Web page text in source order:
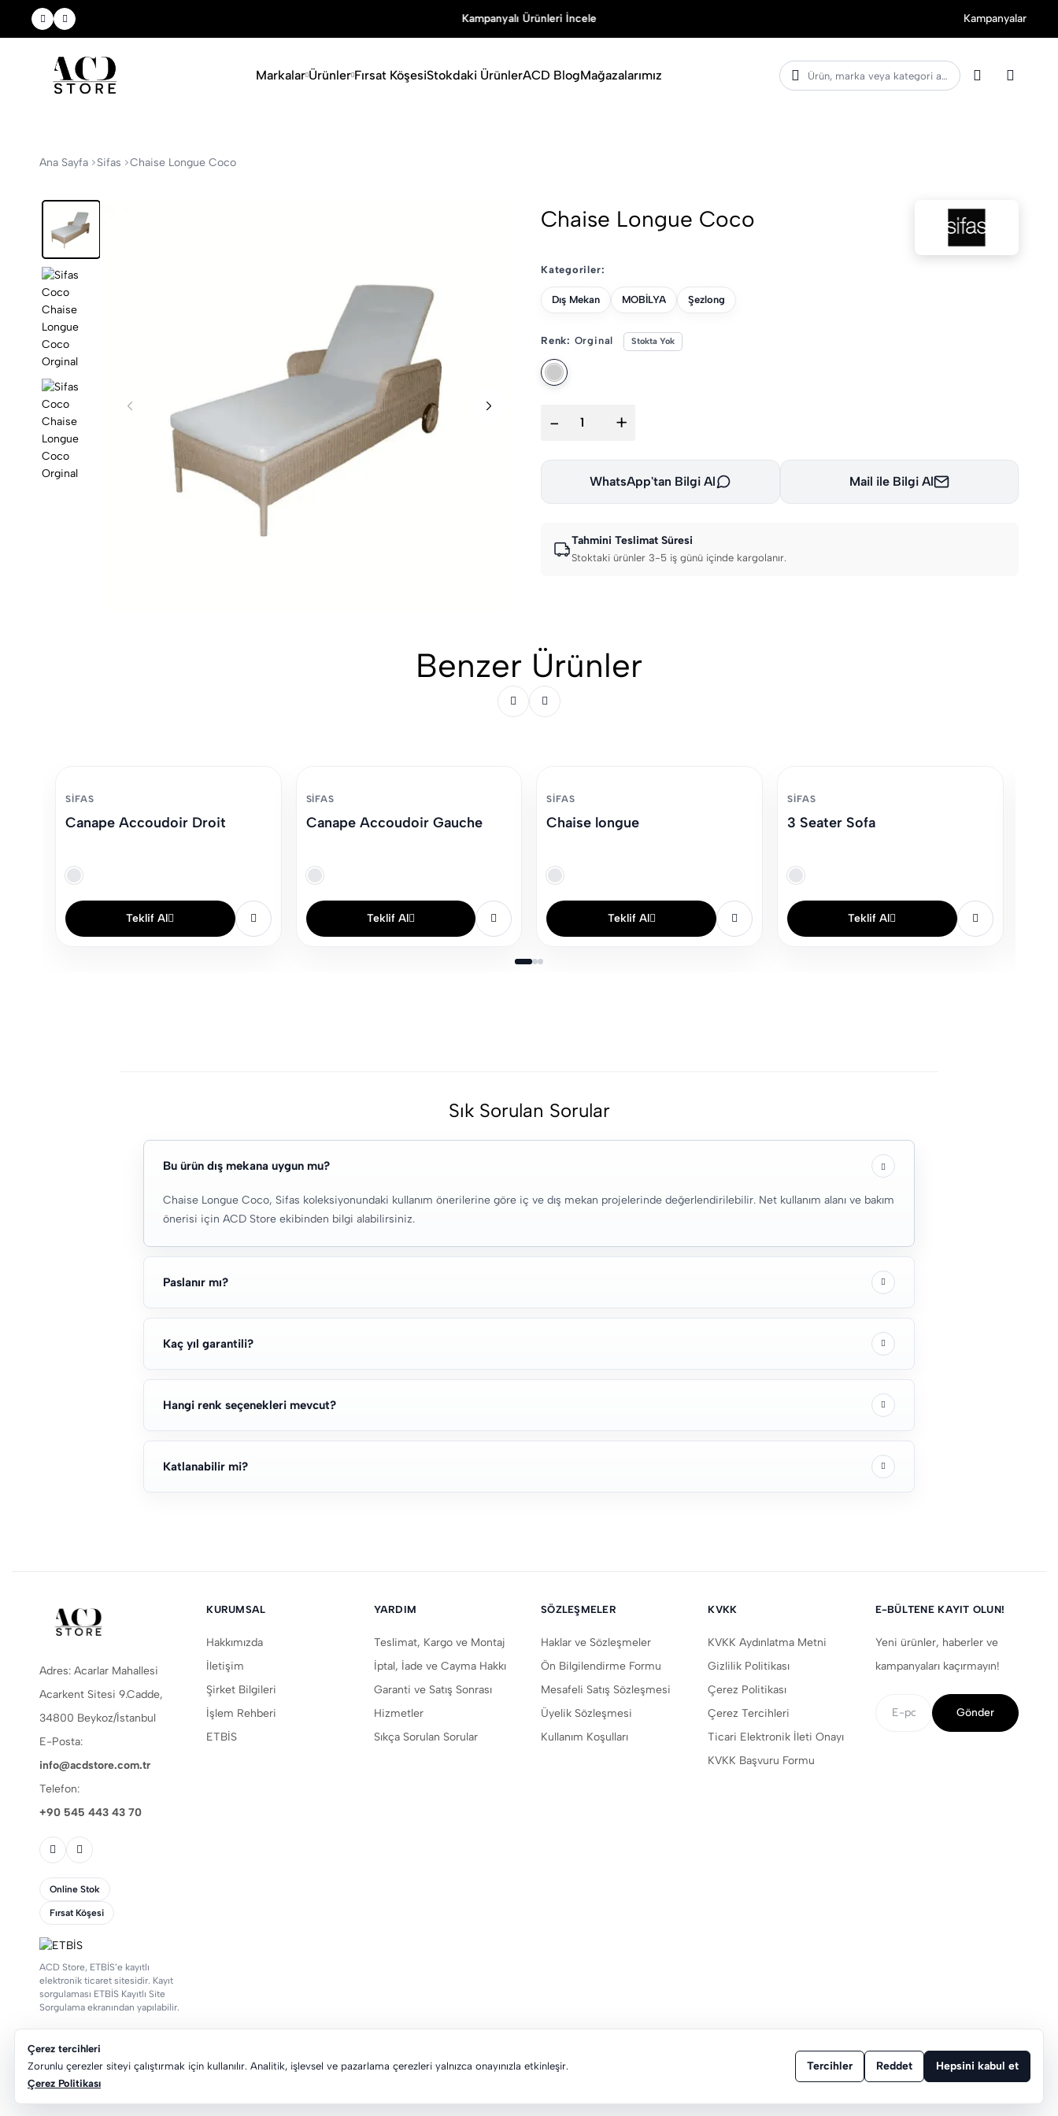
Kampanyalı Ürünleri İncele Kampanyalar
Ürün, marka veya kategori ara
Markalar Ürünler Fırsat KöşesiStokdaki ÜrünlerACD BlogMağazalarımız
Ana Sayfa Sifas Chaise Longue Coco
Chaise Longue Coco
Kategoriler:
Dış Mekan MOBİLYA Şezlong
Renk: Orginal Stokta Yok
- +
WhatsApp'tan Bilgi Al Mail ile Bilgi Al
Tahmini Teslimat Süresi
Stoktaki ürünler 3-5 iş günü içinde kargolanır.
Benzer Ürünler
SIFAS
Canape Accoudoir Droit
Teklif Al
SIFAS
Canape Accoudoir Gauche
Teklif Al
SIFAS
Chaise longue
Teklif Al
SIFAS
3 Seater Sofa
Teklif Al
Sık Sorulan Sorular
Bu ürün dış mekana uygun mu?
Chaise Longue Coco, Sifas koleksiyonundaki kullanım önerilerine göre iç ve dış mekan projelerinde değerlendirilebilir. Net kullanım alanı ve bakım
önerisi için ACD Store ekibinden bilgi alabilirsiniz.
Paslanır mı?
Kaç yıl garantili?
Hangi renk seçenekleri mevcut?
Katlanabilir mi?
Adres: Acarlar Mahallesi
Acarkent Sitesi 9.Cadde,
34800 Beykoz/İstanbul
E-Posta:
info@acdstore.com.tr
Telefon:
+90 545 443 43 70
Online Stok
Fırsat Köşesi
ACD Store, ETBİS’e kayıtlı
elektronik ticaret sitesidir. Kayıt
sorgulaması ETBİS Kayıtlı Site
Sorgulama ekranından yapılabilir.
KURUMSAL
Hakkımızda
İletişim
Şirket Bilgileri
İşlem Rehberi
ETBİS
YARDIM
Teslimat, Kargo ve Montaj
İptal, İade ve Cayma Hakkı
Garanti ve Satış Sonrası
Hizmetler
Sıkça Sorulan Sorular
SÖZLEŞMELER
Haklar ve Sözleşmeler
Ön Bilgilendirme Formu
Mesafeli Satış Sözleşmesi
Üyelik Sözleşmesi
Kullanım Koşulları
KVKK
KVKK Aydınlatma Metni
Gizlilik Politikası
Çerez Politikası
Çerez Tercihleri
Ticari Elektronik İleti Onayı
KVKK Başvuru Formu
E-BÜLTENE KAYIT OLUN!
Yeni ürünler, haberler ve
kampanyaları kaçırmayın!
Gönder
© 2026 ACD Store. Tüm hakları saklıdır.
Çerez tercihleri
Zorunlu çerezler siteyi çalıştırmak için kullanılır. Analitik, işlevsel ve pazarlama çerezleri yalnızca onayınızla etkinleşir.
Çerez Politikası
Tercihler Reddet Hepsini kabul et